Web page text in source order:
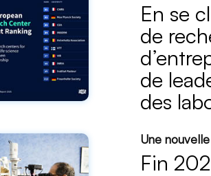
En se
de
de
des
Une
Fin